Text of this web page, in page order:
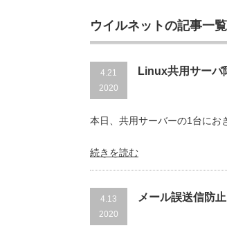
ウイルネットの記事一覧
4.21
2020
Linux共用サーバ
本日、共用サーバーの1台にお
続きを読む
4.13
2020
メール誤送信防